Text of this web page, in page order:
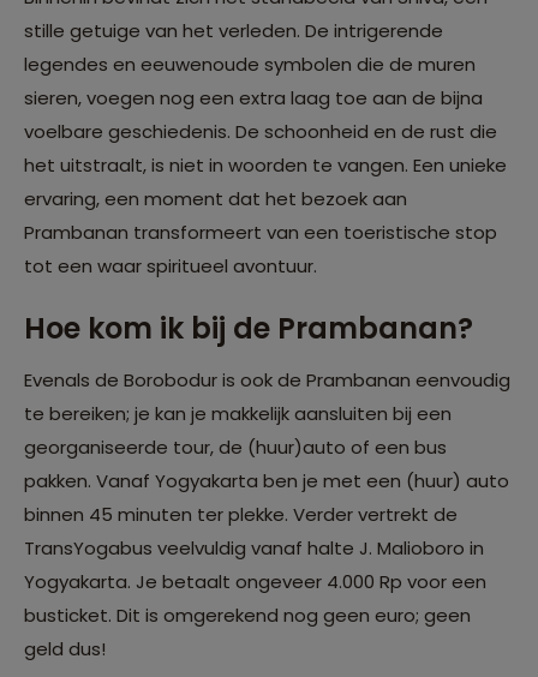
stille getuige van het verleden. De intrigerende
legendes en eeuwenoude symbolen die de muren
sieren, voegen nog een extra laag toe aan de bijna
voelbare geschiedenis. De schoonheid en de rust die
het uitstraalt, is niet in woorden te vangen. Een unieke
ervaring, een moment dat het bezoek aan
Prambanan transformeert van een toeristische stop
tot een waar spiritueel avontuur.
Hoe kom ik bij de Prambanan?
Evenals de Borobodur is ook de Prambanan eenvoudig
te bereiken; je kan je makkelijk aansluiten bij een
georganiseerde tour, de (huur)auto of een bus
pakken. Vanaf Yogyakarta ben je met een (huur) auto
binnen 45 minuten ter plekke. Verder vertrekt de
TransYogabus veelvuldig vanaf halte J. Malioboro in
Yogyakarta. Je betaalt ongeveer 4.000 Rp voor een
busticket. Dit is omgerekend nog geen euro; geen
geld dus!